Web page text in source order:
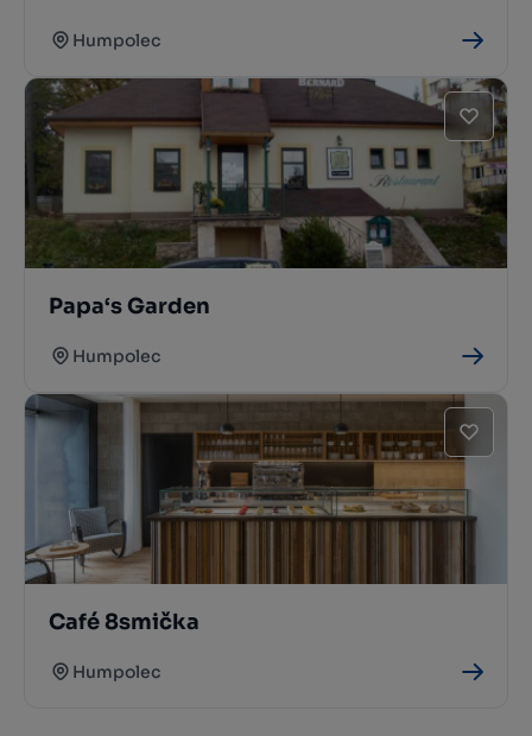
Humpolec
Papa‘s Garden
Humpolec
Café 8smička
Humpolec